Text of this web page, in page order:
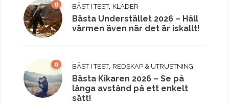
0 BÄST I TEST, KLÄDER
Bästa Understället 2026 – Håll
värmen även när det är iskallt!
0 BÄST I TEST, REDSKAP & UTRUSTNING
Bästa Kikaren 2026 – Se på
långa avstånd på ett enkelt
sätt!